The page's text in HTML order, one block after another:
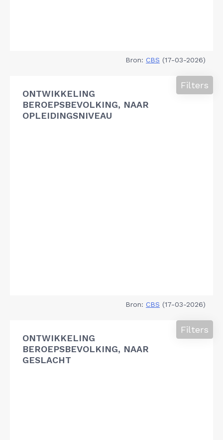
Bron: CBS (17-03-2026)
ONTWIKKELING
BEROEPSBEVOLKING, NAAR
OPLEIDINGSNIVEAU
Filters
Bron: CBS (17-03-2026)
ONTWIKKELING
BEROEPSBEVOLKING, NAAR
GESLACHT
Filters